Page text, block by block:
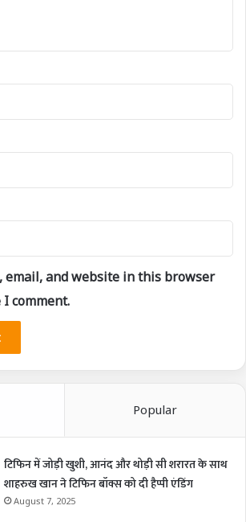
email, and website in this browser
comment.
Popular
टिफिन में जोड़ी खुशी, आनंद और थोड़ी सी शरारत के साथ
शाहरुख खान ने टिफिन बॉक्स को दी हैप्पी एंडिंग
August 7, 2025